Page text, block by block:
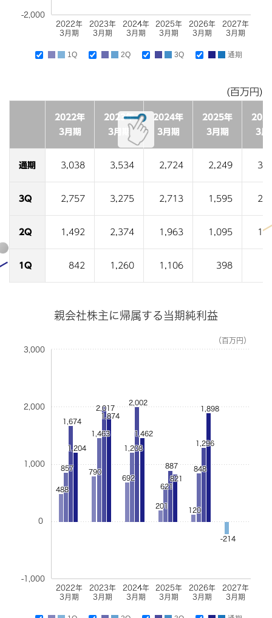
2022年
3月期
2023年
3月期
2024年
3月期
2025年
3月期
2026年
3月期
2027年
3月期
-2,000
1Q 2Q 3Q 通期
(百万円)
2022年
3月期
2023年
3月期
2024年
3月期
2025年
3月期
3月
通期 3,038 3,534 2,724 2,249
3Q 2,757 3,275 2,713 1,595
2Q 1,492 2,374 1,963 1,095
1Q 842 1,260 1,106 398
親会社株主に帰属する当期純利益
2022年
3月期
2023年
3月期
2024年
3月期
2025年
3月期
2026年
3月期
2027年
3月期
-1,000
0
1,000
2,000
3,000
（百万円）
488
790
692
201
120
-214
857
1,463
1,208
621
848
1,674
2,017
2,002
887
1,296
1,204
1,874
1,462
821
1,898